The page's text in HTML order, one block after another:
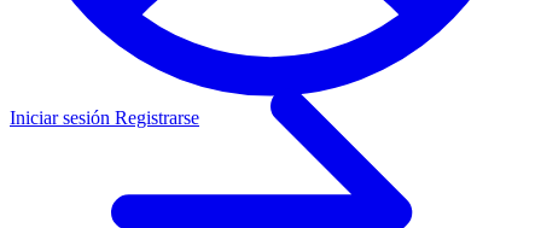
Iniciar sesión Registrarse